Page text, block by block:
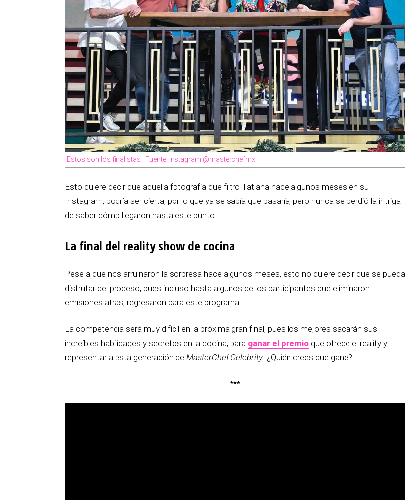
Estos son los finalistas | Fuente: Instagram @masterchefmx
Esto quiere decir que aquella fotografía que filtro Tatiana hace algunos meses en su
Instagram, podría ser cierta, por lo que ya se sabía que pasaría, pero nunca se perdió la intriga
de saber cómo llegaron hasta este punto.
La final del reality show de cocina
Pese a que nos arruinaron la sorpresa hace algunos meses, esto no quiere decir que se pueda
disfrutar del proceso, pues incluso hasta algunos de los participantes que eliminaron
emisiones atrás, regresaron para este programa.
La competencia será muy difícil en la próxima gran final, pues los mejores sacarán sus
increíbles habilidades y secretos en la cocina, para ganar el premio que ofrece el reality y
representar a esta generación de MasterChef Celebrity . ¿Quién crees que gane?
***